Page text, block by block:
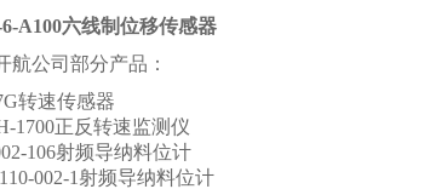
A100六线制位移传感器
航公司部分产品：
转速传感器
1700正反转速监测仪
106射频导纳料位计
002-1射频导纳料位计